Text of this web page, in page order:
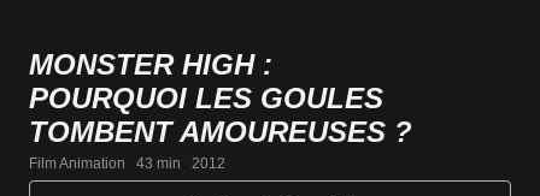
MONSTER HIGH :
POURQUOI LES GOULES
TOMBENT AMOUREUSES ?
Film Animation   43 min   2012